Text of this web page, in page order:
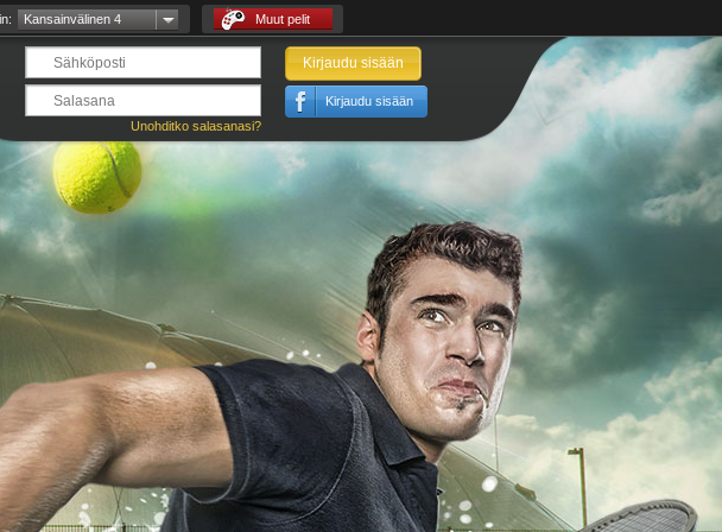
Kansainvälinen 4 Muut pelit
Unohditko salasanasi?
Kirjaudu sisään
Kirjaudu sisään